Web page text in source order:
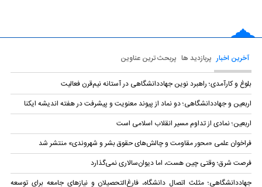
آخرین اخبار پربازدید ها پربحث ترین عناوین
بلوغ و کارآمدی؛ راهبرد نوین جهاددانشگاهی در آستانه نیم‌قرن فعالیت
اربعین و جهاددانشگاهی؛ دو نماد از پیوند معنویت و پیشرفت در هفته اندیشه ایکنا
اربعین؛ نمادی از تداوم مسیر انقلاب اسلامی است
فراخوان علمی «محور مقاومت و چالش‌های حقوق بشر و شهروندی» منتشر شد
فرصت شرق؛ وقتی چین هست، اما دیوان‌سالاری نمی‌گذارد
جهاددانشگاهی؛ مثلث اتصال دانشگاه، فارغ‌التحصیلان و نیازهای جامعه برای توسعه